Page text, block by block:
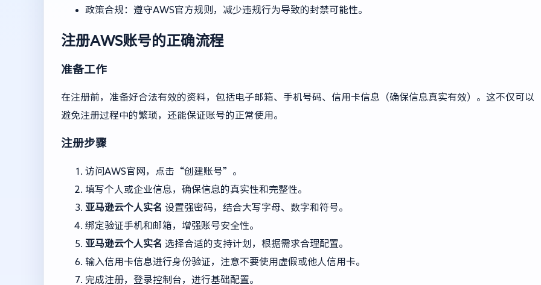
政策合规：遵守AWS官方规则，减少违规行为导致的封禁可能性。
注册AWS账号的正确流程
准备工作
在注册前，准备好合法有效的资料，包括电子邮箱、手机号码、信用卡信息（确保信息真实有效）。这不仅可以
避免注册过程中的繁琐，还能保证账号的正常使用。
注册步骤
访问AWS官网，点击“创建账号”。
填写个人或企业信息，确保信息的真实性和完整性。
亚马逊云个人实名 设置强密码，结合大写字母、数字和符号。
绑定验证手机和邮箱，增强账号安全性。
亚马逊云个人实名 选择合适的支持计划，根据需求合理配置。
输入信用卡信息进行身份验证，注意不要使用虚假或他人信用卡。
完成注册，登录控制台，进行基础配置。